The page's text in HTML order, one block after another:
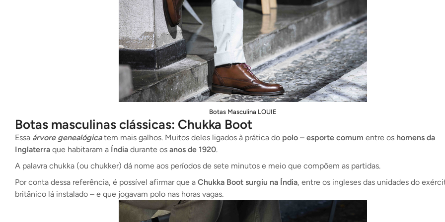
Botas Masculina LOUIE
Botas masculinas clássicas: Chukka Boot
Essa árvore genealógicatem mais galhos. Muitos deles ligados à prática do polo – esporte comum entre os homens da
Inglaterra que habitaram a Índia durante os anos de 1920.
A palavra chukka (ou chukker) dá nome aos períodos de sete minutos e meio que compõem as partidas.
Por conta dessa referência, é possível afirmar que a Chukka Boot surgiu na Índia, entre os ingleses das unidades do
britânico lá instalado – e que jogavam polo nas horas vagas.